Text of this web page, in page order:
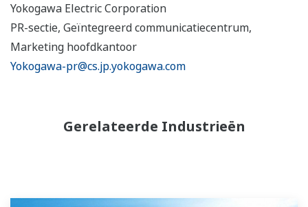
Yokogawa Electric Corporation
PR-sectie, Geïntegreerd communicatiecentrum,
Marketing hoofdkantoor
Yokogawa-pr@cs.jp.yokogawa.com
Gerelateerde Industrieën